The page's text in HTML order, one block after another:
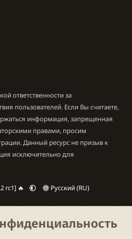
ответственности за
пользователей. Если Вы считаете,
информация, запрещенная
правами, просим
Данный ресурс не призыв к
исключительно для
rc1] 🔥 Русский (RU)